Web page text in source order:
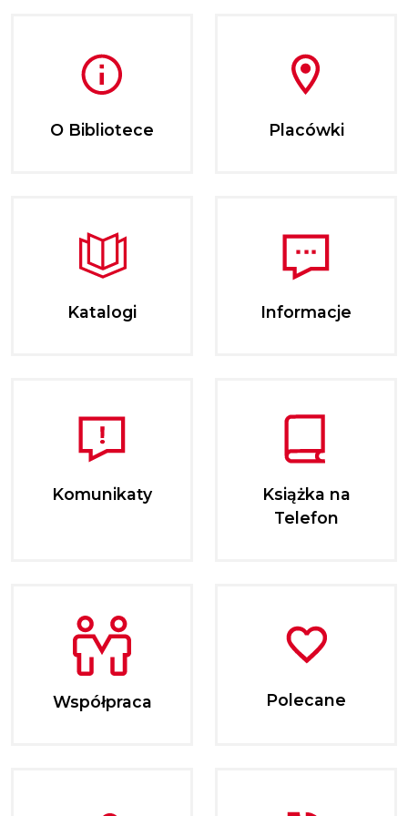
O Bibliotece Placówki
Katalogi Informacje
Komunikaty
Książka na
Telefon
Współpraca Polecane